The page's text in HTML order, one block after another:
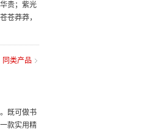
贵；紫光
苍莽莽，
同类产品
既可做书
款实用精